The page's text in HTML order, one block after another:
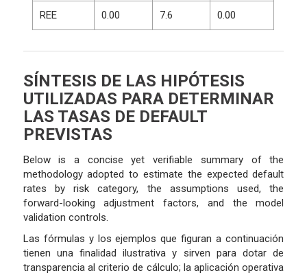
REE 0.00 7.6 0.00
SÍNTESIS DE LAS HIPÓTESIS
UTILIZADAS PARA DETERMINAR
LAS TASAS DE DEFAULT
PREVISTAS
Below is a concise yet verifiable summary of the
methodology adopted to estimate the expected default
rates by risk category, the assumptions used, the
forward-looking adjustment factors, and the model
validation controls.
Las fórmulas y los ejemplos que figuran a continuación
tienen una finalidad ilustrativa y sirven para dotar de
transparencia al criterio de cálculo; la aplicación operativa